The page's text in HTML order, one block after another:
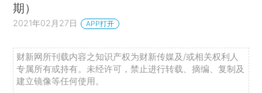
期）
2021年02月27日 APP打开
财新网所刊载内容之知识产权为财新传媒及/或相关权利人
专属所有或持有。未经许可，禁止进行转载、摘编、复制及
建立镜像等任何使用。